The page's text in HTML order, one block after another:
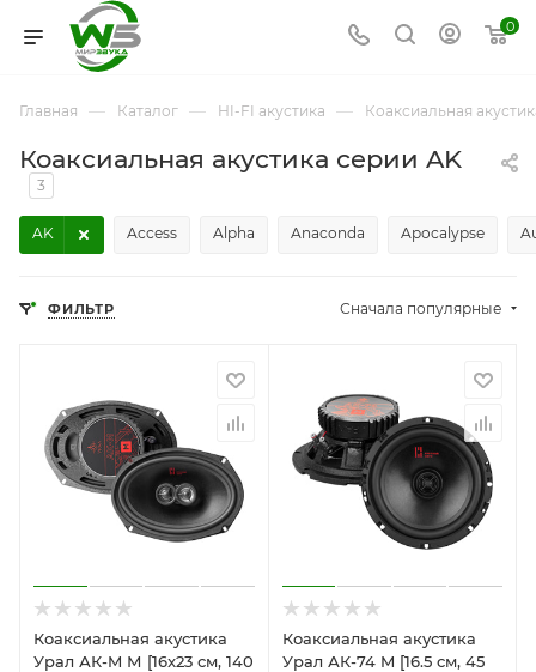
0
Главная — Каталог — HI-FI акустика — Коаксиальная
Коаксиальная акустика серии AK
3
Access
AK Alpha Anaconda Apocalypse
ФИЛЬТР Сначала популярные
Коаксиальная акустика
Урал АК-M М [16x23 см, 140
Коаксиальная акустика
Урал АК-74 M [16.5 см, 45